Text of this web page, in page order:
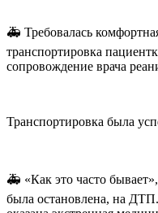
🚑 Требовалась
транспортировка
сопровождение врача
Транспортировка была
🚑 «Как это часто
была остановлена, на